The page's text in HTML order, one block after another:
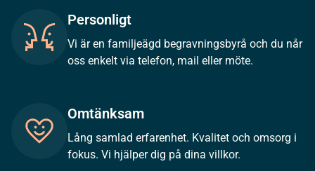
Personligt
Vi är en familjeägd begravningsbyrå och du når
oss enkelt via telefon, mail eller möte.
Omtänksam
Lång samlad erfarenhet. Kvalitet och omsorg i
fokus. Vi hjälper dig på dina villkor.